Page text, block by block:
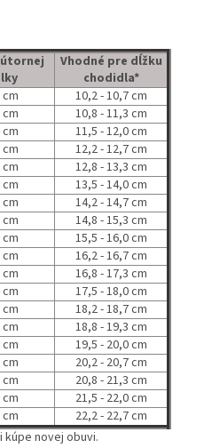
Vhodné pre dĺžku
chodidla*
10,2 - 10,7 cm
10,8 - 11,3 cm
11,5 - 12,0 cm
12,2 - 12,7 cm
12,8 - 13,3 cm
13,5 - 14,0 cm
14,2 - 14,7 cm
14,8 - 15,3 cm
15,5 - 16,0 cm
16,2 - 16,7 cm
16,8 - 17,3 cm
17,5 - 18,0 cm
18,2 - 18,7 cm
cm
18,8 - 19,3 cm
cm
19,5 - 20,0 cm
cm
20,2 - 20,7 cm
cm
20,8 - 21,3 cm
cm
21,5 - 22,0 cm
cm
22,2 - 22,7 cm
kúpe novej obuvi.